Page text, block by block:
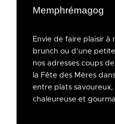
Memphrémagog
Envie de faire plaisir à
brunch ou d’une
nos adresses coups
la Fête des Mères
entre plats savoureux,
chaleureuse et